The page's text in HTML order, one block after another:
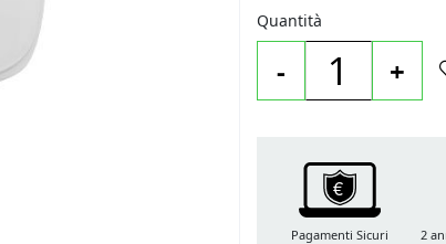
Quantità
- +
Pagamenti Sicuri 2